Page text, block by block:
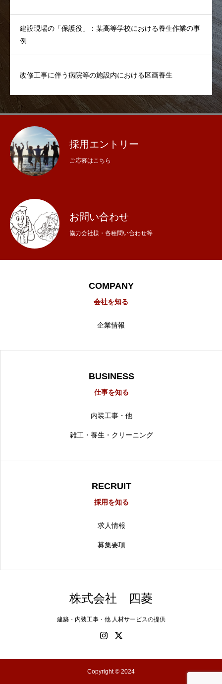
建設現場の「保護役」：某高等学校における養生作業の事
例
改修工事に伴う病院等の施設内における区画養生
採用エントリー
ご応募はこちら
お問い合わせ
協力会社様・各種問い合わせ等
COMPANY
会社を知る
企業情報
BUSINESS
仕事を知る
内装工事・他
雑工・養生・クリーニング
RECRUIT
採用を知る
求人情報
募集要項
株式会社 四菱
建築・内装工事・他 人材サービスの提供
Copyright © 2024